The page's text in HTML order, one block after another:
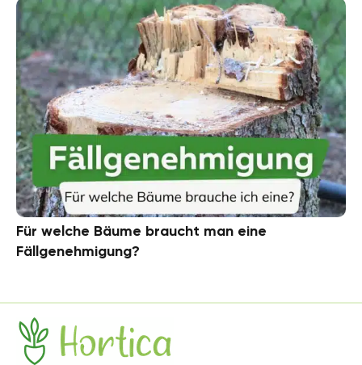
Für welche Bäume braucht man eine
Fällgenehmigung?